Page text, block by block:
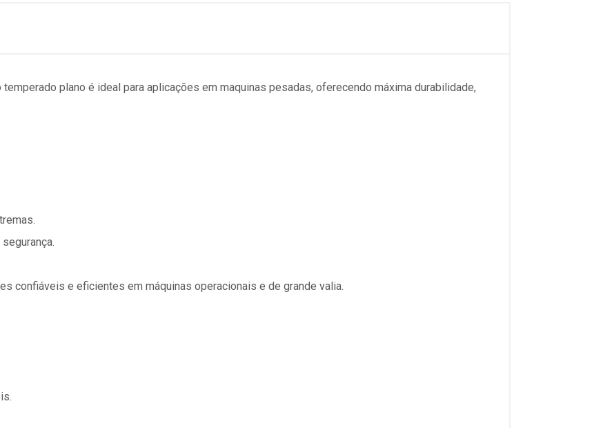
plano é ideal para aplicações em maquinas pesadas, oferecendo máxima durabilidade,
confiáveis e eficientes em máquinas operacionais e de grande valia.